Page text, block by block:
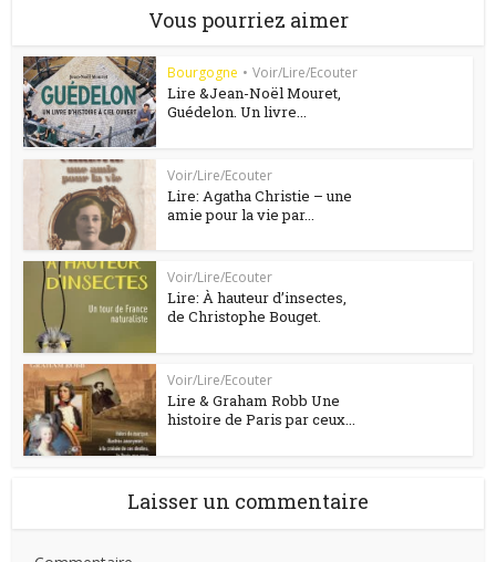
Vous pourriez aimer
Bourgogne • Voir/Lire/Ecouter
Lire &Jean-Noël Mouret,
Guédelon. Un livre...
Voir/Lire/Ecouter
Lire: Agatha Christie – une
amie pour la vie par...
Voir/Lire/Ecouter
Lire: À hauteur d’insectes,
de Christophe Bouget.
Voir/Lire/Ecouter
Lire & Graham Robb Une
histoire de Paris par ceux...
Laisser un commentaire